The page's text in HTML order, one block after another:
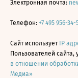
Электронная почта:
Телефон: +7 495 956-34-
Сайт использует IP
Пользователей
в отношении
Медиа»